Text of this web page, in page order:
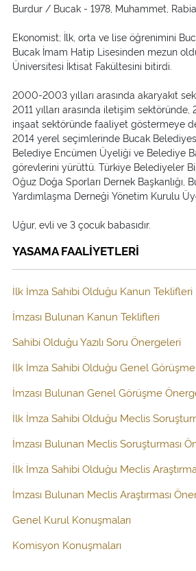
Burdur / Bucak - 1978, Muhammet, Rabia.
Ekonomist; İlk, orta ve lise öğrenimini
Bucak İmam Hatip Lisesinden mezun
Üniversitesi İktisat Fakültesini bitirdi.
2000-2003 yılları arasında akaryakıt
2011 yılları arasında iletişim sektöründe,
inşaat sektöründe faaliyet göstermeye
2014 yerel seçimlerinde Bucak
Belediye Encümen Üyeliği ve Belediye
görevlerini yürüttü. Türkiye Belediyeler
Oğuz Doğa Sporları Dernek Başkanlığı,
Yardımlaşma Derneği Yönetim Kurulu
Uğur, evli ve 3 çocuk babasıdır.
YASAMA FAALİYETLERİ
İlk İmza Sahibi Olduğu Kanun Teklifleri
İmzası Bulunan Kanun Teklifleri
Sahibi Olduğu Yazılı Soru Önergeleri
İlk İmza Sahibi Olduğu Genel
İmzası Bulunan Genel Görüşme
İlk İmza Sahibi Olduğu Meclis
İmzası Bulunan Meclis Soruşturması
İlk İmza Sahibi Olduğu Meclis
İmzası Bulunan Meclis Araştırması
Genel Kurul Konuşmaları
Komisyon Konuşmaları